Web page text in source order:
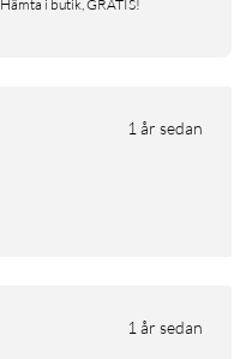
Hämta i butik, GRATIS!
1 år sedan
1 år sedan